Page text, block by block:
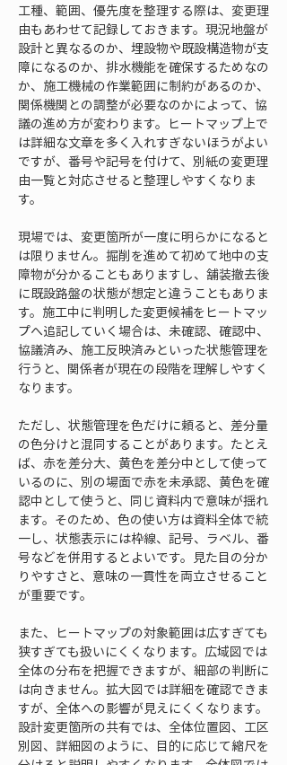
工種、範囲、優先度を整理する際は、変更理
由もあわせて記録しておきます。現況地盤が
設計と異なるのか、埋設物や既設構造物が支
障になるのか、排水機能を確保するためなの
か、施工機械の作業範囲に制約があるのか、
関係機関との調整が必要なのかによって、協
議の進め方が変わります。ヒートマップ上で
は詳細な文章を多く入れすぎないほうがよい
ですが、番号や記号を付けて、別紙の変更理
由一覧と対応させると整理しやすくなりま
す。
現場では、変更箇所が一度に明らかになると
は限りません。掘削を進めて初めて地中の支
障物が分かることもありますし、舗装撤去後
に既設路盤の状態が想定と違うこともありま
す。施工中に判明した変更候補をヒートマッ
プへ追記していく場合は、未確認、確認中、
協議済み、施工反映済みといった状態管理を
行うと、関係者が現在の段階を理解しやすく
なります。
ただし、状態管理を色だけに頼ると、差分量
の色分けと混同することがあります。たとえ
ば、赤を差分大、黄色を差分中として使って
いるのに、別の場面で赤を未承認、黄色を確
認中として使うと、同じ資料内で意味が揺れ
ます。そのため、色の使い方は資料全体で統
一し、状態表示には枠線、記号、ラベル、番
号などを併用するとよいです。見た目の分か
りやすさと、意味の一貫性を両立させること
が重要です。
また、ヒートマップの対象範囲は広すぎても
狭すぎても扱いにくくなります。広域図では
全体の分布を把握できますが、細部の判断に
は向きません。拡大図では詳細を確認できま
すが、全体への影響が見えにくくなります。
設計変更箇所の共有では、全体位置図、工区
別図、詳細図のように、目的に応じて縮尺を